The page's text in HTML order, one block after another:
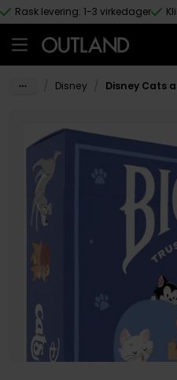
Hopp til hovedinnhold
Rask levering: 1-3 virkedager
Disney Disney Cats